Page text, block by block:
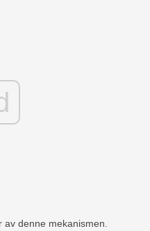
denne mekanismen.